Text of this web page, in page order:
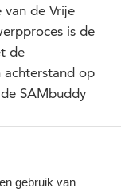
gebruik van
de Vrije
is de
de
achterstand op
SAMbuddy